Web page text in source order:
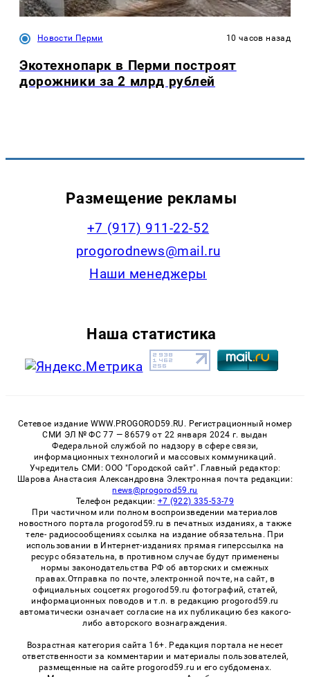
Новости Перми 10 часов назад
Экотехнопарк в Перми построят
дорожники за 2 млрд рублей
Размещение рекламы
+7 (917) 911-22-52
progorodnews@mail.ru
Наши менеджеры
Наша статистика
Сетевое издание WWW.PROGOROD59.RU. Регистрационный номер
СМИ ЭЛ № ФС 77 — 86579 от 22 января 2024 г. выдан
Федеральной службой по надзору в сфере связи,
информационных технологий и массовых коммуникаций.
Учредитель СМИ: ООО "Городской сайт". Главный редактор:
Шарова Анастасия Александровна Электронная почта редакции:
news@progorod59.ru
Телефон редакции: +7 (922) 335-53-79
При частичном или полном воспроизведении материалов
новостного портала progorod59.ru в печатных изданиях, а также
теле- радиосообщениях ссылка на издание обязательна. При
использовании в Интернет-изданиях прямая гиперссылка на
ресурс обязательна, в противном случае будут применены
нормы законодательства РФ об авторских и смежных
правах.Отправка по почте, электронной почте, на сайт, в
официальных соцсетях progorod59.ru фотографий, статей,
информационных поводов и т.п. в редакцию progorod59.ru
автоматически означает согласие на их публикацию без какого-
либо авторского вознаграждения.
Возрастная категория сайта 16+. Редакция портала не несет
ответственности за комментарии и материалы пользователей,
размещенные на сайте progorod59.ru и его субдоменах.